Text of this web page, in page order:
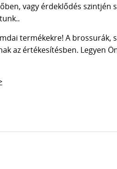
vagy érdeklődés szintjén
termékekre! A brossurák,
az értékesítésben. Legyen